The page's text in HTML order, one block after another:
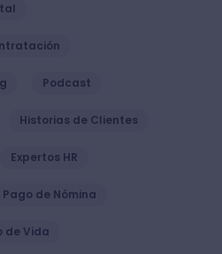
Podcast
Historias de Clientes
Expertos HR
Pago de Nómina
de Vida